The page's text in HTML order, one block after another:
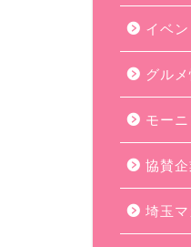
イベ
グル
モー
協賛
埼玉